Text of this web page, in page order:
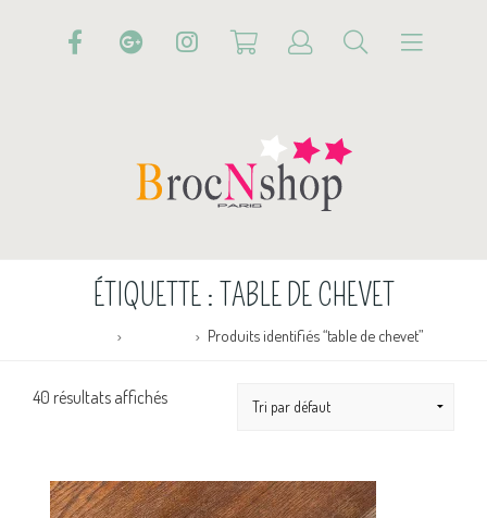
ÉTIQUETTE : TABLE DE CHEVET
Produits identifiés “table de chevet”
40 résultats affichés